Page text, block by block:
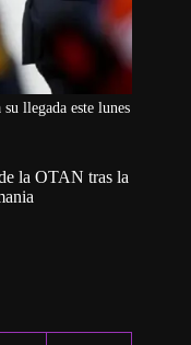
llegada este lunes
la OTAN tras la